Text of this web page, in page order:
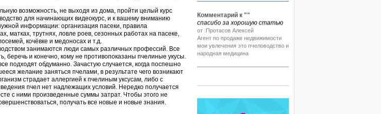
возможность, не выходя из дома, пройти целый курс
для начинающих видеокурс, и к вашему вниманию
информации: организация пасеки, правила
матках, трутнях, ловле роев, сезонных работах на пасеке,
кочёвке и медоносах и т.д.
занимаются люди самых различных профессий. Все
беречь и конечно, кому не противопоказаны пчелиные укусы.
подходят обдуманно. Зачастую случается, когда поспешно
желание заняться пчелами, в результате чего возникают
страдает аллергией к пчелиным уксусам, либо с
пчел нет надлежащих условий. Нередко получается
с ними произведенные суммы затрат. Чтобы этого не
получать все новые и новые знания.
Комментарий к ""
спасибо за хорошую статью
от :Протасов Алексей
Агент по продаже недвижимости
мои увлечения это пчеловодство и
народная медицина